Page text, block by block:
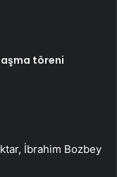
töreni
İbrahim Bozbey